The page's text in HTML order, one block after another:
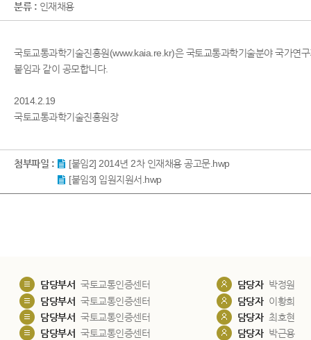
분류 : 인재채용
국토교통과학기술진흥원(www.kaia.re.kr)은 국토교통과학기술분야 국가연
붙임과 같이 공모합니다.
2014.2.19
국토교통과학기술진흥원장
첨부파일 :
[붙임2] 2014년 2차 인재채용 공고문.hwp
[붙임3] 입원지원서.hwp
담당부서 국토교통인증센터 담당자 박정원
담당부서 국토교통인증센터 담당자 이황희
담당부서 국토교통인증센터 담당자 최호현
담당부서 국토교통인증센터 담당자 박근용